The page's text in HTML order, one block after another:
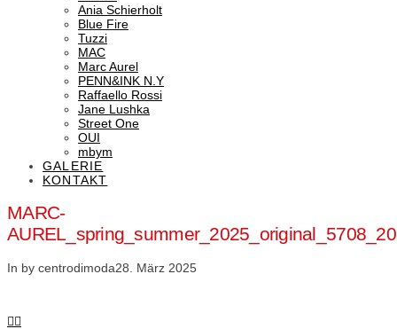
Ania Schierholt
Blue Fire
Tuzzi
MAC
Marc Aurel
PENN&INK N.Y
Raffaello Rossi
Jane Lushka
Street One
OUI
mbym
GALERIE
KONTAKT
MARC-
In by centrodimoda28. März 2025